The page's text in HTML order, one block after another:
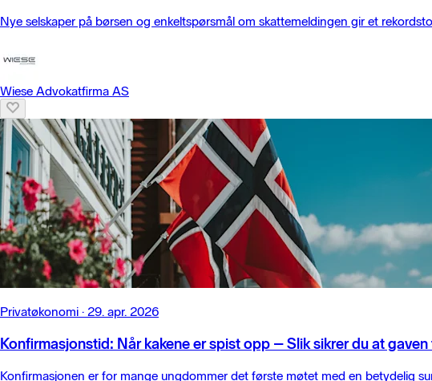
Nye selskaper på børsen og enkeltspørsmål om skattemeldingen gir et
Wiese Advokatfirma AS
Privatøkonomi · 29. apr. 2026
Konfirmasjonstid: Når kakene er spist opp – Slik sikrer du at
Konfirmasjonen er for mange ungdommer det første møtet med en betydelig